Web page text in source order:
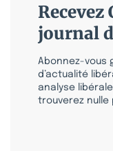
journal
Abonnez-vous
d’actualité
analyse
trouverez nulle